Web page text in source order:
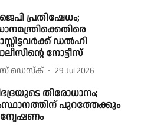
പ്രതിഷേധം;
ഡൽഹി
നോട്ടീസ്
ഡെസ്ക് 29 Jul 2026
തിരോധാനം;
പുറത്തേക്കും